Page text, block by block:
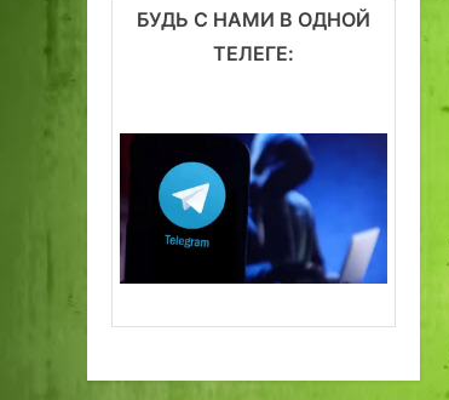
БУДЬ С НАМИ В ОДНОЙ
ТЕЛЕГЕ: